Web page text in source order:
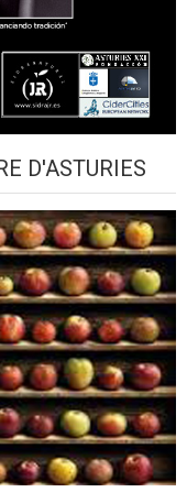
D'ASTURIES